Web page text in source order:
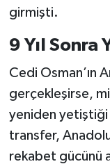
girmişti.
9 Yıl Sonra
Cedi Osman’ın
gerçekleşirse,
yeniden yetiştiği
transfer,
rekabet gücünü